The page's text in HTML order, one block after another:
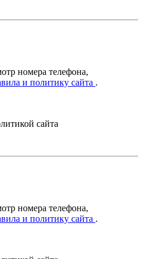
номера телефона,
и политику сайта .
сайта
номера телефона,
и политику сайта .